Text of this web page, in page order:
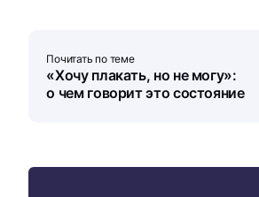
Почитать по теме
«Хочу плакать, но не могу»:
о чем говорит это состояние